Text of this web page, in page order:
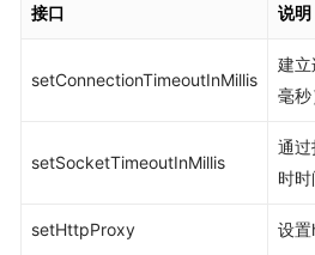
接口 说明
setConnectionTimeoutInMillis
建立
毫秒
setSocketTimeoutInMillis
通过
时时
setHttpProxy 设